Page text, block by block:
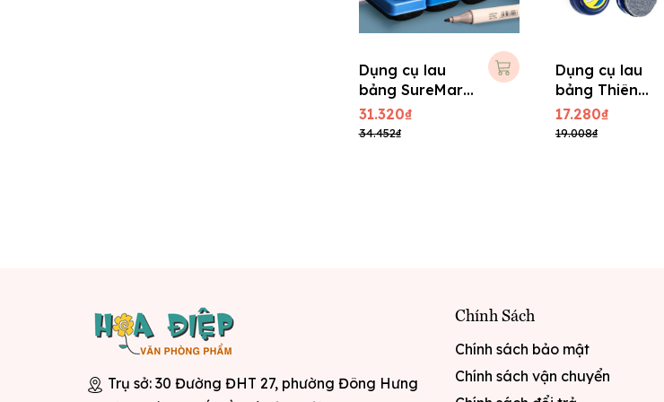
Dụng cụ lau
bảng SureMark
SQ-9950
31.320₫
34.452₫
Dụng cụ lau
bảng Thiên
Long FO-
WBE01
17.280₫
19.008₫
Trụ sở: 30 Đường ĐHT 27, phường Đông Hưng
Chính Sách
Chính sách bảo mật
Chính sách vận chuyển